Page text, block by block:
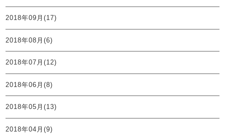
2018年09月(17)
2018年08月(6)
2018年07月(12)
2018年06月(8)
2018年05月(13)
2018年04月(9)